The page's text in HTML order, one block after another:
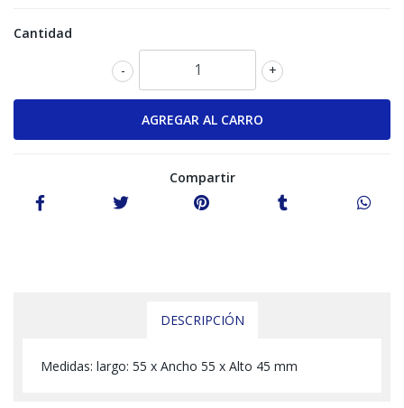
Cantidad
+
-
Compartir
DESCRIPCIÓN
Medidas: largo: 55 x Ancho 55 x Alto 45 mm